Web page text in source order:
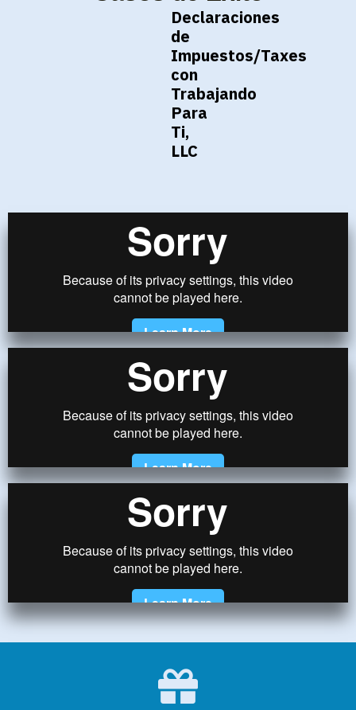
Declaraciones
de
Impuestos/Taxes
con
Trabajando
Para
Ti,
LLC